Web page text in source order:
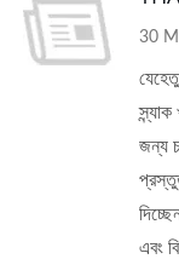
30
জন্য
এবং